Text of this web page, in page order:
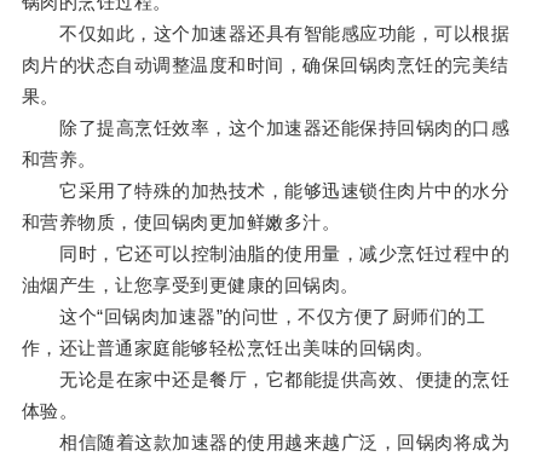
不仅如此，这个加速器还具有智能感应功能，可以根据
肉片的状态自动调整温度和时间，确保回锅肉烹饪的完美结
果。
除了提高烹饪效率，这个加速器还能保持回锅肉的口感
和营养。
它采用了特殊的加热技术，能够迅速锁住肉片中的水分
和营养物质，使回锅肉更加鲜嫩多汁。
同时，它还可以控制油脂的使用量，减少烹饪过程中的
油烟产生，让您享受到更健康的回锅肉。
这个“回锅肉加速器”的问世，不仅方便了厨师们的工
作，还让普通家庭能够轻松烹饪出美味的回锅肉。
无论是在家中还是餐厅，它都能提供高效、便捷的烹饪
体验。
相信随着这款加速器的使用越来越广泛，回锅肉将成为